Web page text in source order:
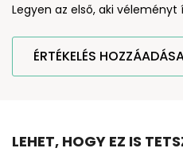
Legyen az első, aki
ÉRTÉKELÉS
LEHET, HOGY EZ IS